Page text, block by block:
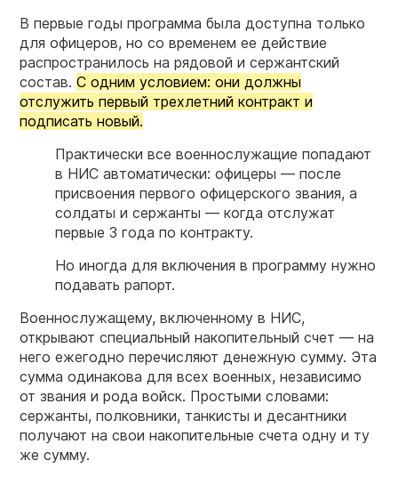
В первые годы программа была доступна только
для офицеров, но со временем ее действие
распространилось на рядовой и сержантский
состав. С одним условием: они должны
отслужить первый трехлетний контракт и
подписать новый.
Практически все военнослужащие попадают
в НИС автоматически: офицеры — после
присвоения первого офицерского звания, а
солдаты и сержанты — когда отслужат
первые 3 года по контракту.
Но иногда для включения в программу нужно
подавать рапорт.
Военнослужащему, включенному в НИС,
открывают специальный накопительный счет — на
него ежегодно перечисляют денежную сумму. Эта
сумма одинакова для всех военных, независимо
от звания и рода войск. Простыми словами:
сержанты, полковники, танкисты и десантники
получают на свои накопительные счета одну и ту
же сумму.